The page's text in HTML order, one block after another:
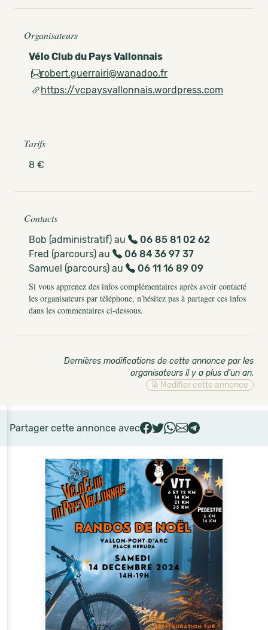
Organisateurs
Vélo Club du Pays Vallonnais
robert.guerrairi@wanadoo.fr
https://vcpaysvallonnais.wordpress.com
Tarifs
8 €
Contacts
Bob (administratif) au
06 85 81 02 62
Fred (parcours) au
06 84 36 97 37
Samuel (parcours) au
06 11 16 89 09
Si vous apprenez des infos complémentaires après avoir contacté
les organisateurs par téléphone, n'hésitez pas à partager ces infos
dans les commentaires ci-dessous.
Dernières modifications de cette annonce par les
organisateurs il y a plus d'un an.
Modifier cette annonce
Partager cette annonce avec